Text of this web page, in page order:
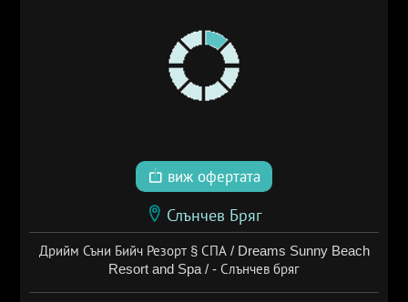
виж офертата
Слънчев Бряг
Дрийм Съни Бийч Резорт § СПА / Dreams Sunny Beach
Resort and Spa / - Слънчев бряг